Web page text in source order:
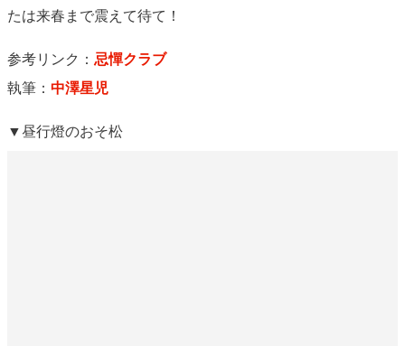
たは来春まで震えて待て！
参考リンク： 忌憚クラブ
執筆： 中澤星児
▼昼行燈のおそ松